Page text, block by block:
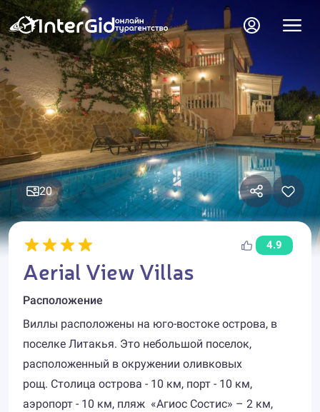
20
4.9
Aerial View Villas
Расположение
Виллы расположены на юго-востоке острова, в
поселке Литакья. Это небольшой поселок,
расположенный в окружении оливковых
рощ. Столица острова - 10 км, порт - 10 км,
аэропорт - 10 км, пляж «Агиос Состис» – 2 км,